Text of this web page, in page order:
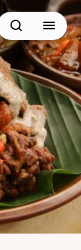
BACK
Cari